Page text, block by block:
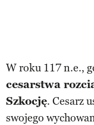
W roku 117 n.e.,
cesarstwa
Szkocję. Cesarz
swojego